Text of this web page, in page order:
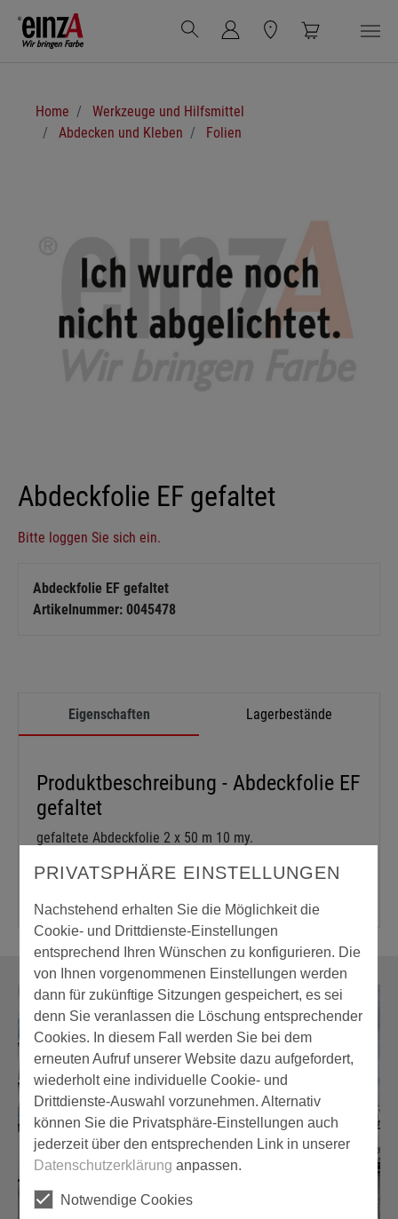
Zum Hauptinhalt springen
Home
Werkzeuge und Hilfsmittel
Abdecken und Kleben
Folien
Abdeckfolie EF gefaltet
Bitte loggen Sie sich ein.
Abdeckfolie EF gefaltet
Artikelnummer: 0045478
Eigenschaften Lagerbestände
Produktbeschreibung - Abdeckfolie EF
gefaltet
gefaltete Abdeckfolie 2 x 50 m 10 my.
PRIVATSPHÄRE EINSTELLUNGEN
Nachstehend erhalten Sie die Möglichkeit die
Cookie- und Drittdienste-Einstellungen
entsprechend Ihren Wünschen zu konfigurieren. Die
von Ihnen vorgenommenen Einstellungen werden
dann für zukünftige Sitzungen gespeichert, es sei
denn Sie veranlassen die Löschung entsprechender
Cookies. In diesem Fall werden Sie bei dem
erneuten Aufruf unserer Website dazu aufgefordert,
wiederholt eine individuelle Cookie- und
Drittdienste-Auswahl vorzunehmen. Alternativ
können Sie die Privatsphäre-Einstellungen auch
jederzeit über den entsprechenden Link in unserer
Datenschutzerklärung anpassen.
Notwendige Cookies